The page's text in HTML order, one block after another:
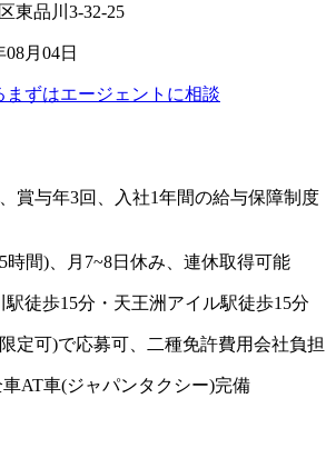
東品川3-32-25
08月04日
まずはエージェントに相談
賞与年3回、入社1年間の給与保障制度
時間)、月7~8日休み、連休取得可能
駅徒歩15分・天王洲アイル駅徒歩15分
定可)で応募可、二種免許費用会社負担
車AT車(ジャパンタクシー)完備